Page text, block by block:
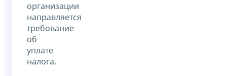
организации
направляется
требование
об
уплате
налога.